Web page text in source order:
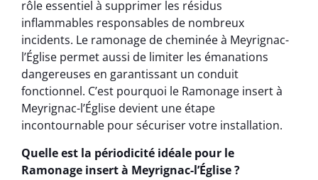
rôle essentiel à supprimer les résidus
inflammables responsables de nombreux
incidents. Le ramonage de cheminée à Meyrignac-
l’Église permet aussi de limiter les émanations
dangereuses en garantissant un conduit
fonctionnel. C’est pourquoi le Ramonage insert à
Meyrignac-l’Église devient une étape
incontournable pour sécuriser votre installation.
Quelle est la périodicité idéale pour le
Ramonage insert à Meyrignac-l’Église ?